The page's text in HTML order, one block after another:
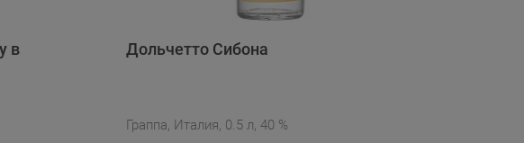
в
Дольчетто Сибона
Граппа, Италия, 0.5 л, 40 %